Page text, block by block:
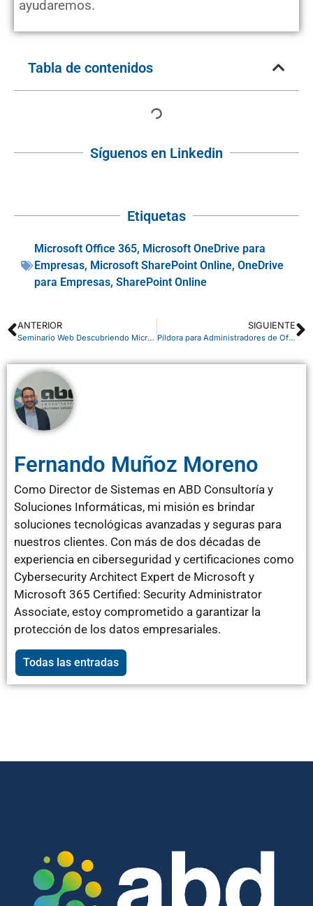
ayudaremos.
Tabla de contenidos
Síguenos en Linkedin
Etiquetas
Microsoft Office 365, Microsoft OneDrive para
Empresas, Microsoft SharePoint Online, OneDrive
para Empresas, SharePoint Online
ANTERIOR
Seminario Web Descubriendo Microsoft Power BI
SIGUIENTE
Píldora para Administradores de Office 365: Permitir o restringir acceso de invitados en Teams
Fernando Muñoz Moreno
Como Director de Sistemas en ABD Consultoría y
Soluciones Informáticas, mi misión es brindar
soluciones tecnológicas avanzadas y seguras para
nuestros clientes. Con más de dos décadas de
experiencia en ciberseguridad y certificaciones como
Cybersecurity Architect Expert de Microsoft y
Microsoft 365 Certified: Security Administrator
Associate, estoy comprometido a garantizar la
protección de los datos empresariales.
Todas las entradas